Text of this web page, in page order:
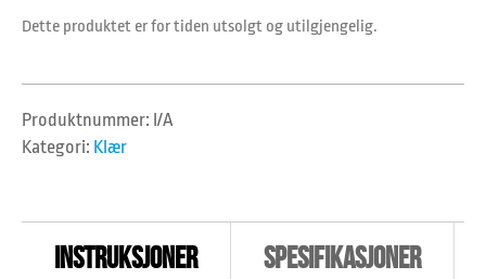
Dette produktet er for tiden utsolgt og utilgjengelig.
Produktnummer: I/A
Kategori: Klær
INSTRUKSJONER SPESIFIKASJONER